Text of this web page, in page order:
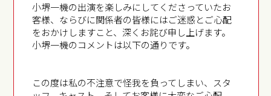
小堺一機の出演を楽しみにしてくださっていたお
客様、ならびに関係者の皆様にはご迷惑とご心配
をおかけしますこと、深くお詫び申し上げます。
小堺一機のコメントは以下の通りです。
⁡⁡この度は私の不注意で怪我を負ってしまい、スタ